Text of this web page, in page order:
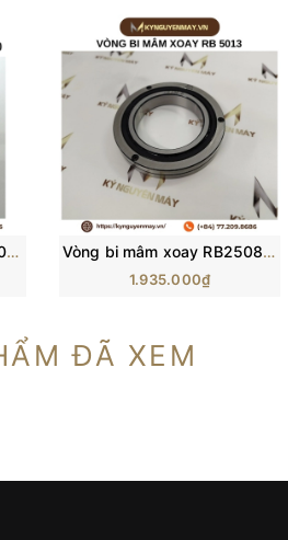
Vòng bi mâm xoay RB3010 (Cross roller bearing 30x55x10mm) Vòng bi mâm xoay RB2508UUCO THK (Cross roller bearing 25x41x8mm)
1.935.000₫
ĐÃ XEM